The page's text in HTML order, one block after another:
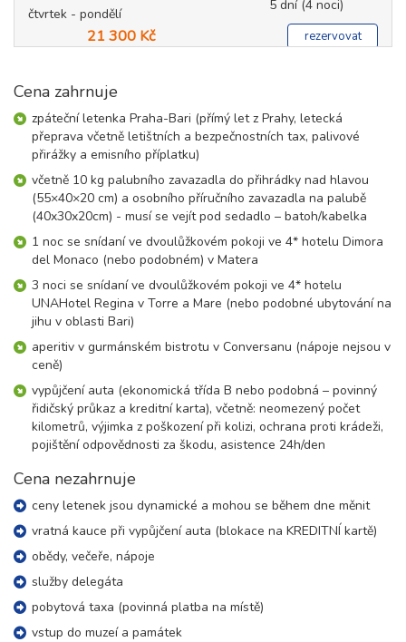
čtvrtek - pondělí
5 dní (4 noci)
21 300 Kč rezervovat
čtvrtek - pondělí
22 800 Kč
24.09. - 28.09.26
čtvrtek - pondělí
5 dní (4 noci)
22 700 Kč rezervovat
říjen 2026
01.10. - 05.10.26
čtvrtek - pondělí
19 900 Kč rezervovat
08.10. - 12.10.26
čtvrtek - pondělí
15.10. - 19.10.26
čtvrtek - pondělí
5 dní (4 noci)
18 600 Kč rezervovat
Cena zahrnuje
zpáteční letenka Praha-Bari (přímý let z Prahy, letecká
přeprava včetně letištních a bezpečnostních tax, palivové
přirážky a emisního příplatku)
včetně 10 kg palubního zavazadla do přihrádky nad hlavou
(55×40×20 cm) a osobního příručního zavazadla na palubě
(40x30x20cm) - musí se vejít pod sedadlo – batoh/kabelka
1 noc se snídaní ve dvoulůžkovém pokoji ve 4* hotelu Dimora
del Monaco (nebo podobném) v Matera
3 noci se snídaní ve dvoulůžkovém pokoji ve 4* hotelu
UNAHotel Regina v Torre a Mare (nebo podobné ubytování na
jihu v oblasti Bari)
aperitiv v gurmánském bistrotu v Conversanu (nápoje nejsou v
ceně)
vypůjčení auta (ekonomická třída B nebo podobná – povinný
řidičský průkaz a kreditní karta), včetně: neomezený počet
kilometrů, výjimka z poškození při kolizi, ochrana proti krádeži,
pojištění odpovědnosti za škodu, asistence 24h/den
Cena nezahrnuje
ceny letenek jsou dynamické a mohou se během dne měnit
vratná kauce při vypůjčení auta (blokace na KREDITNÍ kartě)
obědy, večeře, nápoje
služby delegáta
pobytová taxa (povinná platba na místě)
vstup do muzeí a památek